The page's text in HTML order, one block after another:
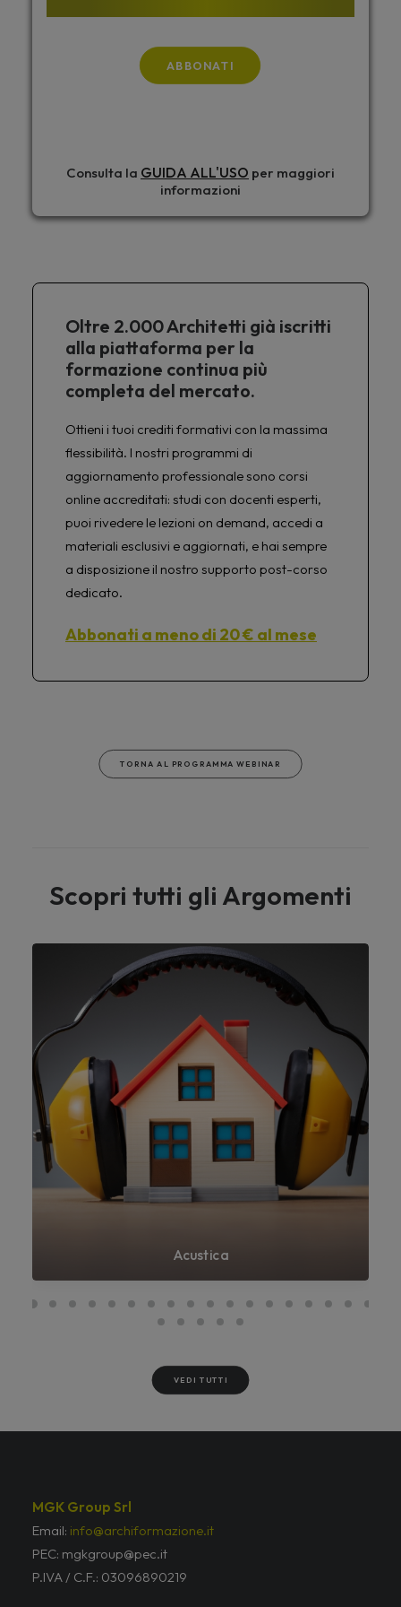
ABBONATI
Consulta la GUIDA ALL'USO per maggiori
informazioni
Oltre 2.000 Architetti già iscritti
alla piattaforma per la
formazione continua più
completa del mercato.
Ottieni i tuoi crediti formativi con la massima
flessibilità. I nostri programmi di
aggiornamento professionale sono corsi
online accreditati: studi con docenti esperti,
puoi rivedere le lezioni on demand, accedi a
materiali esclusivi e aggiornati, e hai sempre
a disposizione il nostro supporto post-corso
dedicato.
Abbonati a meno di 20 € al mese
TORNA AL PROGRAMMA WEBINAR
Scopri tutti gli Argomenti
Acustica
VEDI TUTTI
MGK Group Srl
Email: info@archiformazione.it
PEC: mgkgroup@pec.it
P.IVA / C.F.: 03096890219